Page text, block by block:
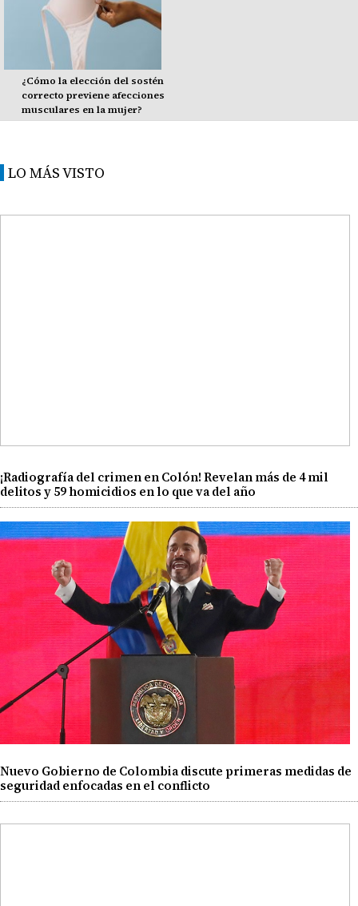
¿Cómo la elección del sostén
correcto previene afecciones
musculares en la mujer?
LO MÁS VISTO
¡Radiografía del crimen en Colón! Revelan más de 4 mil
delitos y 59 homicidios en lo que va del año
Nuevo Gobierno de Colombia discute primeras medidas de
seguridad enfocadas en el conflicto